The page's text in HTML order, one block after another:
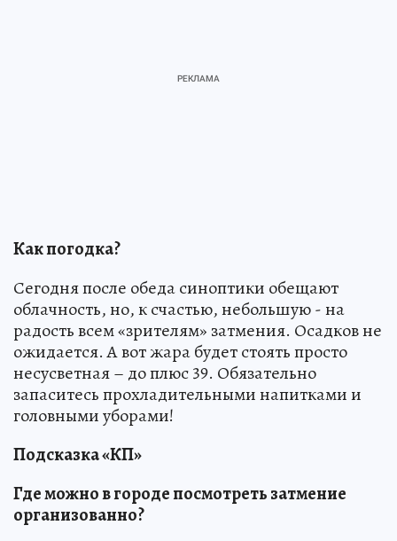
Как погодка?
Сегодня после обеда синоптики обещают
облачность, но, к счастью, небольшую - на
радость всем «зрителям» затмения. Осадков не
ожидается. А вот жара будет стоять просто
несусветная – до плюс 39. Обязательно
запаситесь прохладительными напитками и
головными уборами!
Подсказка «КП»
Где можно в городе посмотреть затмение
организованно?